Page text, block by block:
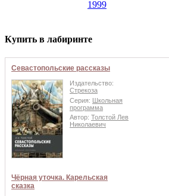
1999
Купить в лабиринте
Севастопольские рассказы
Издательство:
Стрекоза
Серия: Школьная
программа
Автор: Толстой Лев
Николаевич
Чёрная уточка. Карельская
сказка